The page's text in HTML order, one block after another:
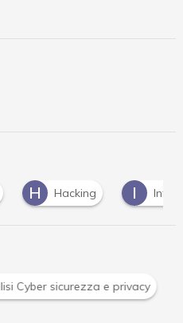
I Internet Of Things
le ultime news in tempo